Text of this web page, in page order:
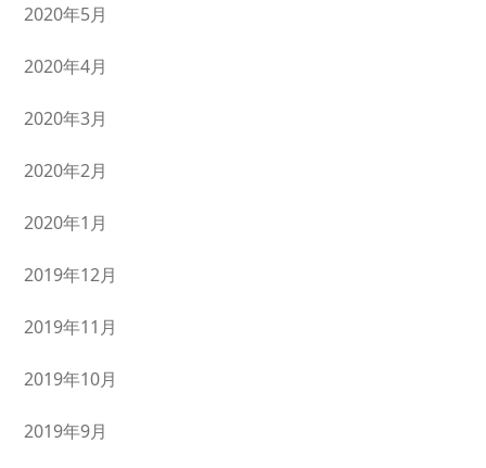
2020年5月
2020年4月
2020年3月
2020年2月
2020年1月
2019年12月
2019年11月
2019年10月
2019年9月